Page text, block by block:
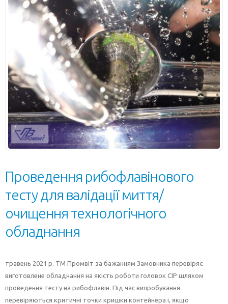
Проведення рибофлавінового
тесту для валідації миття/
очищення технологічного
обладнання
травень 2021 р. ТМ Промвіт за бажанням Замовника перевіряє
виготовлене обладнання на якість роботи головок CIP шляхом
проведення тесту на рибофлавін. Під час випробування
перевіряються критичні точки кришки контейнера і, якщо